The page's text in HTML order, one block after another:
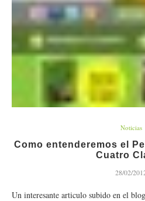
Noticias
Como entenderemos el
Cuatro
28/02/
Un interesante articulo subido en el